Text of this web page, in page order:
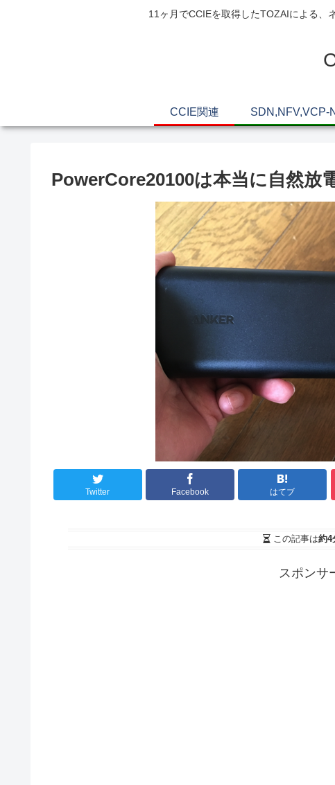
11ヶ月でCCIEを取得したTOZAIによる、
CCIE関連 SDN,NFV,VCP-
PowerCore20100は本当に自然放
Twitter Facebook はてブ
この記事は約4
スポンサ